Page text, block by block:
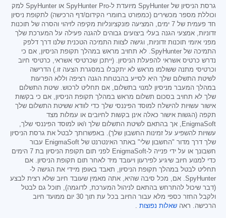
גרסת הניסיון של SpyHunter מיועדת ל-SpyHunter Pro או SpyHunter למק
וכוללת מספר מכשירים (כמפורט בחומרי הקידום/דף הרכישה) לתקופת ניסיון
חד פעמית של 7 ימים, המציעה פונקציונליות מקיפה לזיהוי והסרה של תוכנות
זדוניות, אמצעי הגנה בעלי ביצועים גבוהים להגנה פעילה על המערכת שלך
מפני איומי תוכנות זדוניות, וגישה לצוות התמיכה הטכנית שלנו דרך דלפק
התמיכה של SpyHunter. לא תחויב מראש במהלך תקופת הניסיון, אם כי
נדרש כרטיס אשראי להפעלת הניסיון. (ייתכן שכרטיסי אשראי, כרטיסי חיוב
וכרטיסי מתנה ששולמו מראש לא יתקבלו במסגרת הצעה זו.) הדרישה
לשיטת התשלום שלך היא לסייע בהבטחת הגנה רציפה וללא הפרעות
במהלך המעבר מניסיון למנוי בתשלום, אם תחליט לרכוש. שיטת התשלום
שלך לא תחויב בסכום תשלום מראש במהלך תקופת הניסיון, אם כי בקשות
אישור עשויות להישלח למוסד הפיננסי שלך כדי לוודא ששיטת התשלום שלך
תקפה (הגשות אישור כאלה אינן בקשות לחיובים או עמלות מצד
EnigmaSoft, אך בהתאם לשיטת התשלום שלך ו/או למוסד הפיננסי שלך,
עשויות להשפיע על זמינות החשבון שלך). באפשרותך לבטל את גרסת הניסיון
שלך דרך מדור "החשבון שלי" באתר האינטרנט של EnigmaSoft עבור
חשבונך או על ידי פנייה ל-EnigmaSoft לפני תום תקופת הניסיון בת 7 הימים
כדי למנוע חיוב שיגיע לפירעון ויעובד מיד לאחר תום תקופת הניסיון. אם
תחליט לבטל במהלך תקופת הניסיון, תאבד באופן מיידי את הגישה ל-
SpyHunter. אם, מכל סיבה שהיא, אתה מאמין שעובד חיוב שלא רצית לבצע
(דבר שיכול להתרחש בהתאם לניהול המערכת, לדוגמה), תוכל גם לבטל
ולקבל החזר כספי מלא עבור החיוב בכל עת תוך 30 יום ממועד חיוב
הרכישה. ראה שאלות נפוצות .